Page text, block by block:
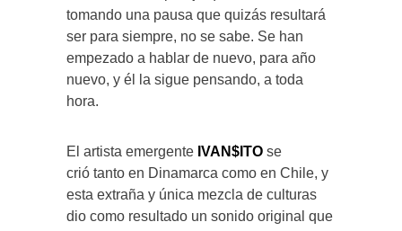
tomando una pausa que quizás resultará
ser para siempre, no se sabe. Se han
empezado a hablar de nuevo, para año
nuevo, y él la sigue pensando, a toda
hora.
El artista emergente IVAN$ITO se
crió tanto en Dinamarca como en Chile, y
esta extraña y única mezcla de culturas
dio como resultado un sonido original que